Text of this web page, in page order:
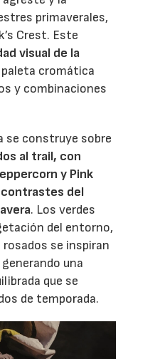
primaverales,
Crest. Este
visual de la
cromática
y combinaciones
se construye sobre
al trail, con
y Pink
del
. Los verdes
del entorno,
se inspiran
una
que se
de temporada.